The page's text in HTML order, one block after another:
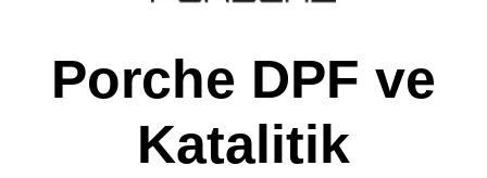
Porche DPF ve
Katalitik